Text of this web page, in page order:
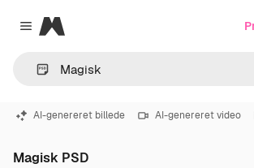
Close menu
Magnific
AI-genereret billede AI-genereret video
Magisk PSD